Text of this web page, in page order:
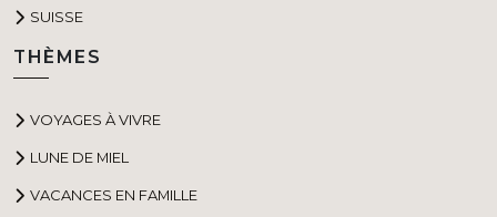
SUISSE
THÈMES
VOYAGES À VIVRE
LUNE DE MIEL
VACANCES EN FAMILLE